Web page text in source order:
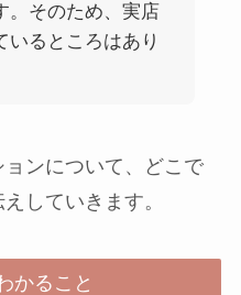
。そのため、実店
いるところはあり
ンについて、どこで
していきます。
かること